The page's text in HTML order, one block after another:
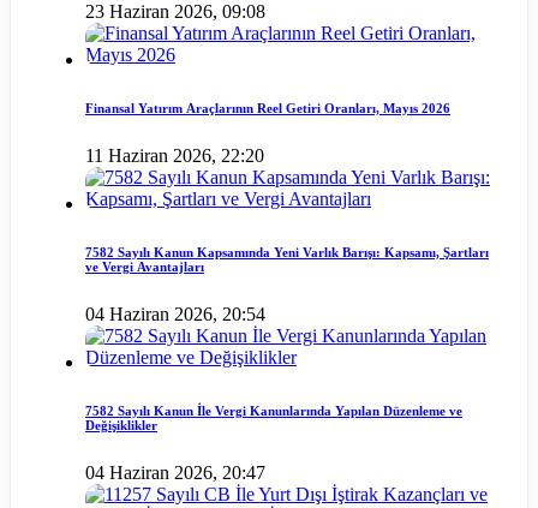
23 Haziran 2026, 09:08
Finansal Yatırım Araçlarının Reel Getiri Oranları, Mayıs 2026
11 Haziran 2026, 22:20
7582 Sayılı Kanun Kapsamında Yeni Varlık Barışı: Kapsamı, Şartları
ve Vergi Avantajları
04 Haziran 2026, 20:54
7582 Sayılı Kanun İle Vergi Kanunlarında Yapılan Düzenleme ve
Değişiklikler
04 Haziran 2026, 20:47